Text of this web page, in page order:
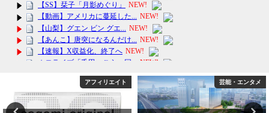
アフィリエイト 芸能・エンタメ